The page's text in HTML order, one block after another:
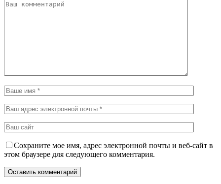
Сохраните мое имя, адрес электронной почты и веб-сайт в
этом браузере для следующего комментария.